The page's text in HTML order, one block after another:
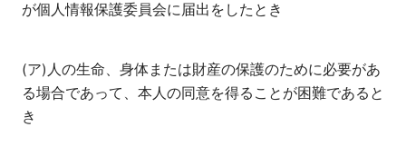
が個人情報保護委員会に届出をしたとき
(ア)人の生命、身体または財産の保護のために必要があ
る場合であって、本人の同意を得ることが困難であると
き